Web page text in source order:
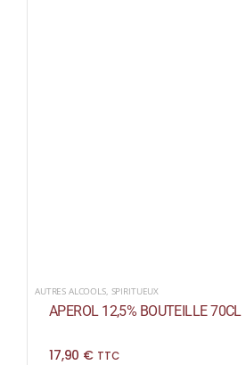
AUTRES ALCOOLS, SPIRITUEUX
APEROL 12,5% BOUTEILLE 70CL
17,90 € TTC